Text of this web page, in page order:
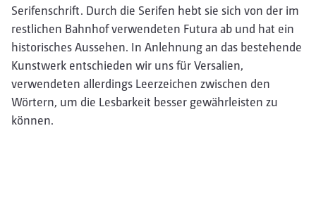
Serifenschrift. Durch die Serifen hebt sie sich von der im
restlichen Bahnhof verwendeten Futura ab und hat ein
historisches Aussehen. In Anlehnung an das bestehende
Kunstwerk entschieden wir uns für Versalien,
verwendeten allerdings Leerzeichen zwischen den
Wörtern, um die Lesbarkeit besser gewährleisten zu
können.